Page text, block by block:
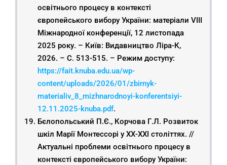
освітнього процесу в контексті
європейського вибору України: матеріали VIІІ
Міжнародної конференції, 12 листопада
2025 року. – Київ: Видавництво Ліра-К,
2026. – С. 513-515. – Режим доступу:
https://fait.knuba.edu.ua/wp-
content/uploads/2026/01/zbirnyk-
materialiv_8_mizhnarodnoyi-konferentsiyi-
12.11.2025-knuba.pdf.
Бєлопольський П.Є., Корчова Г.Л. Розвиток
шкіл Марії Монтессорі у ХХ-ХХІ століттях. //
Актуальні проблеми освітнього процесу в
контексті європейського вибору України: